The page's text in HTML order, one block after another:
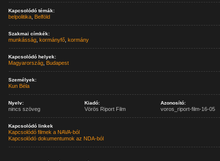
Kapcsolódó témák:
belpolitika Belföld
Szakmai címkék:
munkásság ,kormányfő ,kormány
Kapcsolódó helyek:
Magyarország Budapest
Személyek:
Kun Béla
Nyelv:
nincs szöveg
Kiadó:
Vörös Riport Film
Azonosító:
voros_riport-film-16-05
Kapcsolódó linkek
Kapcsolódó filmek a NAVA-ból
Kapcsolódó dokumentumok az NDA-ból